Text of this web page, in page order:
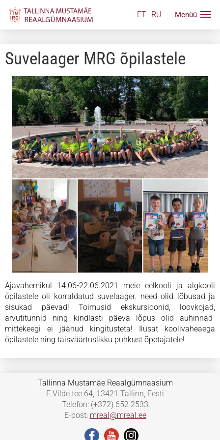
ET RU
Suvelaager MRG õpilastele
Ajavahemikul 14.06-22.06.2021 meie eelkooli ja algkooli
õpilastele oli korraldatud suvelaager. need olid lõbusad ja
sisukad päevad! Toimusid ekskursioonid, loovkojad,
arvutitunnid ning kindlasti päeva lõpus olid auhinnad-
mittekeegi ei jäänud kingitusteta! Ilusat koolivaheaega
õpilastele ning täisväärtuslikku puhkust õpetajatele!
Tallinna Mustamäe Reaalgümnaasium
E.Vilde tee 64, 13421 Tallinn, Eesti
Telefon: (+372) 652 2533
E-post: mreal@mreal.ee